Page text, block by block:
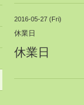
2016-05-27 (Fri)
休業日
休業日